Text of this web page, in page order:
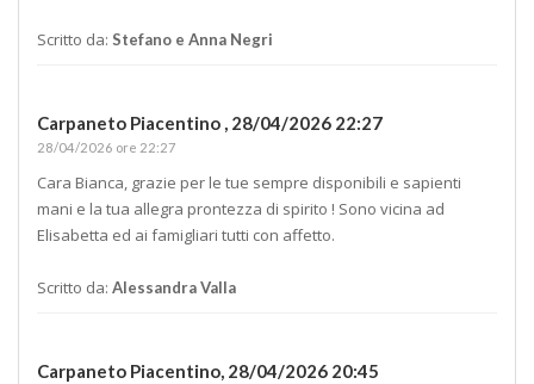
Scritto da: Stefano e Anna Negri
Carpaneto Piacentino , 28/04/2026 22:27
28/04/2026 ore 22:27
Cara Bianca, grazie per le tue sempre disponibili e sapienti
mani e la tua allegra prontezza di spirito ! Sono vicina ad
Elisabetta ed ai famigliari tutti con affetto.
Scritto da: Alessandra Valla
Carpaneto Piacentino, 28/04/2026 20:45